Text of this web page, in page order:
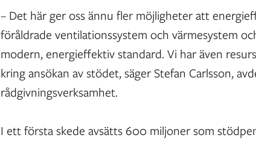
– Det här ger oss ännu fler möjligheter att
föråldrade ventilationssystem och värmesystem
modern, energieffektiv standard. Vi har även
kring ansökan av stödet, säger Stefan Carlsson,
rådgivningsverksamhet.
I ett första skede avsätts 600 miljoner som